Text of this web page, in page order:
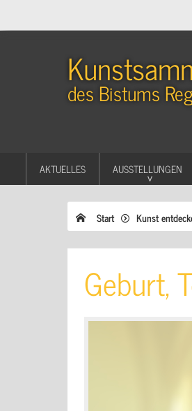
des Bistums
AKTUELLES AUSSTELLUNGEN
Start Kunst
Geburt,